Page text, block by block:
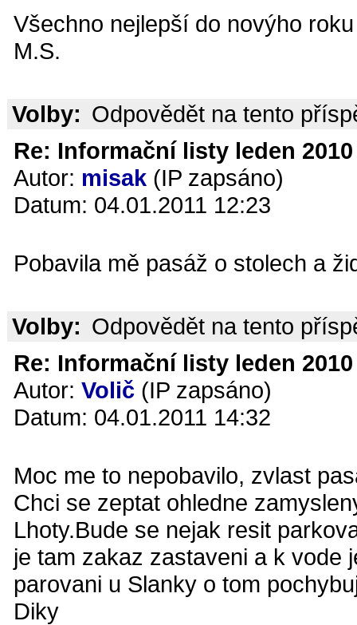
Všechno nejlepší do novýho
M.S.
Volby: Odpovědět na tento
Re: Informační listy leden
Autor: misak (IP zapsáno)
Datum: 04.01.2011 12:23
Pobavila mě pasáž o stolech a
Volby: Odpovědět na tento
Re: Informační listy leden
Autor: Volič (IP zapsáno)
Datum: 04.01.2011 14:32
Moc me to nepobavilo, zvlast
Chci se zeptat ohledne
Lhoty.Bude se nejak resit
je tam zakaz zastaveni a k vode
parovani u Slanky o tom
Diky